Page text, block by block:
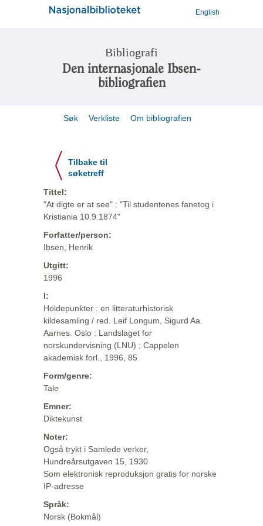
English
Bibliografi
Den internasjonale Ibsen-
bibliografien
Søk Verkliste Om bibliografien
Tilbake til
søketreff
Tittel:
"At digte er at see" : "Til studentenes fanetog i
Kristiania 10.9.1874"
Forfatter/person:
Ibsen, Henrik
Utgitt:
1996
I:
Holdepunkter : en litteraturhistorisk
kildesamling / red. Leif Longum, Sigurd Aa.
Aarnes. Oslo : Landslaget for
norskundervisning (LNU) ; Cappelen
akademisk forl., 1996, 85
Form/genre:
Tale
Emner:
Diktekunst
Noter:
Også trykt i Samlede verker,
Hundreårsutgaven 15, 1930
Som elektronisk reproduksjon gratis for norske
IP-adresse
Språk:
Norsk (Bokmål)